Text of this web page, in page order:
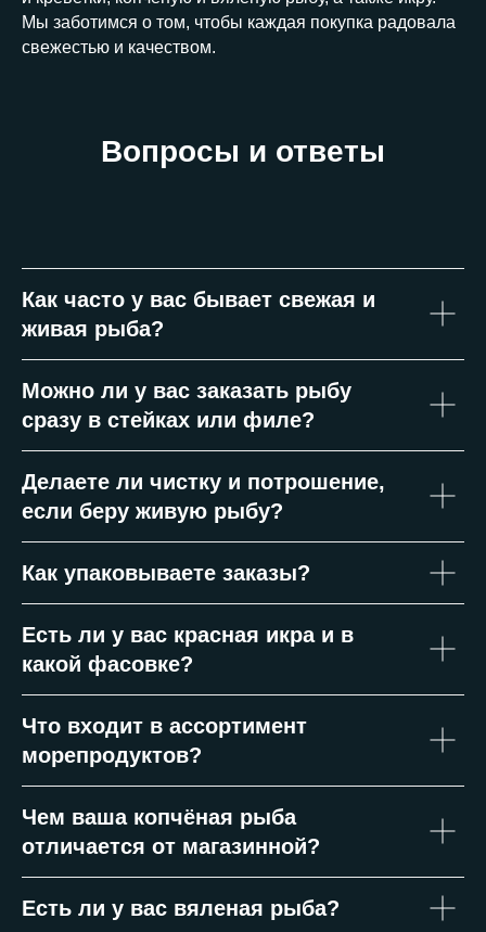
Мы заботимся о том, чтобы каждая покупка радовала
свежестью и качеством.
Вопросы и ответы
Как часто у вас бывает свежая и
живая рыба?
Можно ли у вас заказать рыбу
сразу в стейках или филе?
Делаете ли чистку и потрошение,
если беру живую рыбу?
Как упаковываете заказы?
Есть ли у вас красная икра и в
какой фасовке?
Что входит в ассортимент
морепродуктов?
Чем ваша копчёная рыба
отличается от магазинной?
Есть ли у вас вяленая рыба?